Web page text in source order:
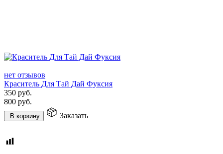
нет отзывов
Краситель Для Тай Дай Фуксия
350 руб.
800 руб.
В корзину Заказать